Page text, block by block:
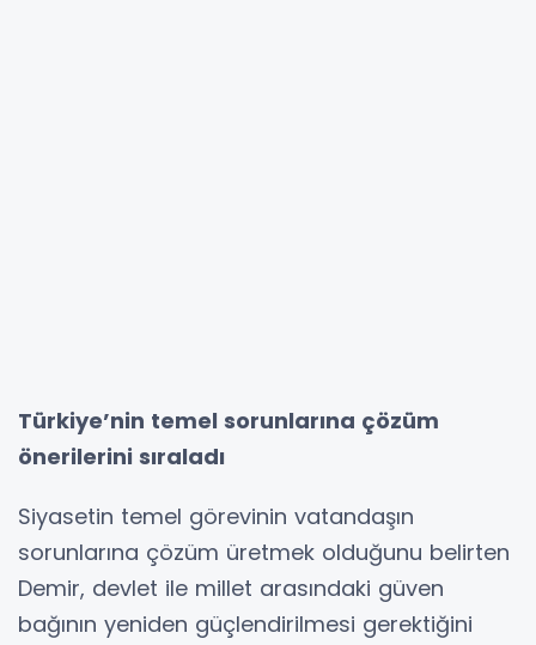
Türkiye’nin temel sorunlarına çözüm
önerilerini sıraladı
Siyasetin temel görevinin vatandaşın
sorunlarına çözüm üretmek olduğunu belirten
Demir, devlet ile millet arasındaki güven
bağının yeniden güçlendirilmesi gerektiğini